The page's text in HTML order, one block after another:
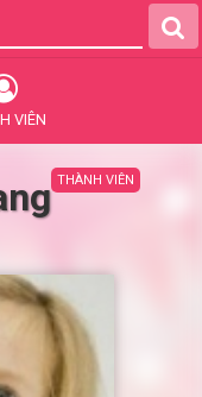
VIÊN
THÀNH VIÊN